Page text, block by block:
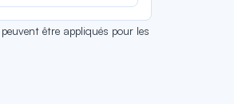
être appliqués pour les